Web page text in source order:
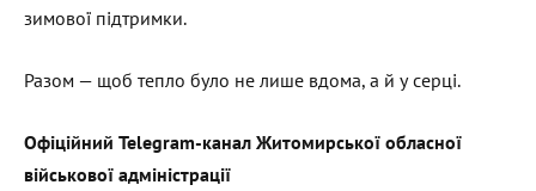
зимової підтримки.
Разом — щоб тепло було не лише вдома, а й у серці.
Офіційний Telegram-канал Житомирської обласної
військової адміністрації